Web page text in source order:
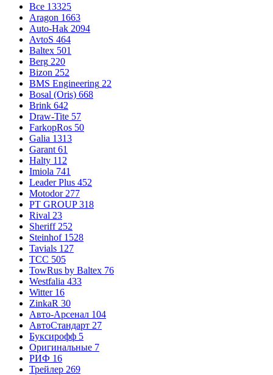
Все 13325
Aragon 1663
Auto-Hak 2094
AvtoS 464
Baltex 501
Berg 220
Bizon 252
BMS Engineering 22
Bosal (Oris) 668
Brink 642
Draw-Tite 57
FarkopRos 50
Galia 1313
Garant 61
Halty 112
Imiola 741
Leader Plus 452
Motodor 277
PT GROUP 318
Rival 23
Sheriff 252
Steinhof 1528
Tavials 127
TCC 505
TowRus by Baltex 76
Westfalia 433
Witter 16
ZinkaR 30
Авто-Арсенал 104
АвтоСтандарт 27
Буксирофф 5
Оригинальные 7
РИФ 16
Трейлер 269